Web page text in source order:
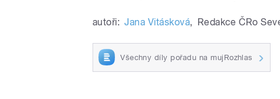
autoři: Jana Vitásková, Redakce ČRo
Všechny díly pořadu na mujRozhlas